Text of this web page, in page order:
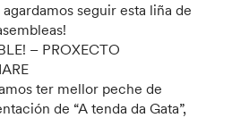
seguir esta liña de
– PROXECTO
ter mellor peche de
de “A tenda da Gata”,